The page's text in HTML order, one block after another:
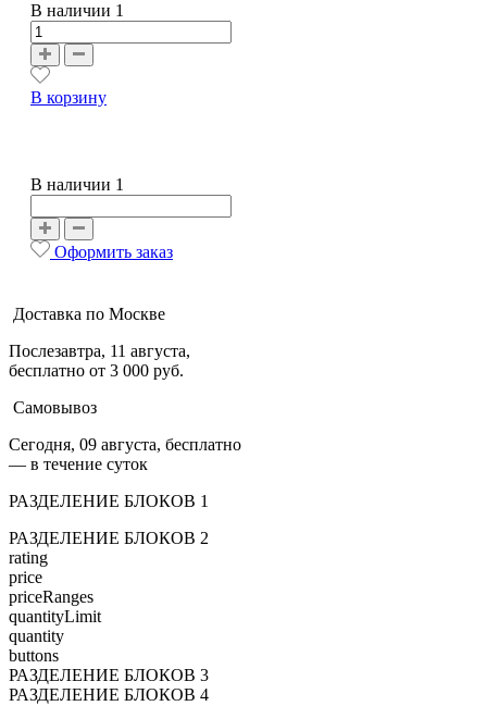
В наличии 1
В корзину
В наличии 1
Оформить заказ
Доставка по Москве
Послезавтра, 11 августа,
бесплатно от 3 000 руб.
Самовывоз
Сегодня, 09 августа, бесплатно
— в течение суток
РАЗДЕЛЕНИЕ БЛОКОВ 1
РАЗДЕЛЕНИЕ БЛОКОВ 2
rating
price
priceRanges
quantityLimit
quantity
buttons
РАЗДЕЛЕНИЕ БЛОКОВ 3
РАЗДЕЛЕНИЕ БЛОКОВ 4